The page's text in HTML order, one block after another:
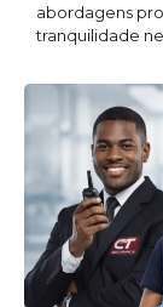
abordagens
tranquilidade